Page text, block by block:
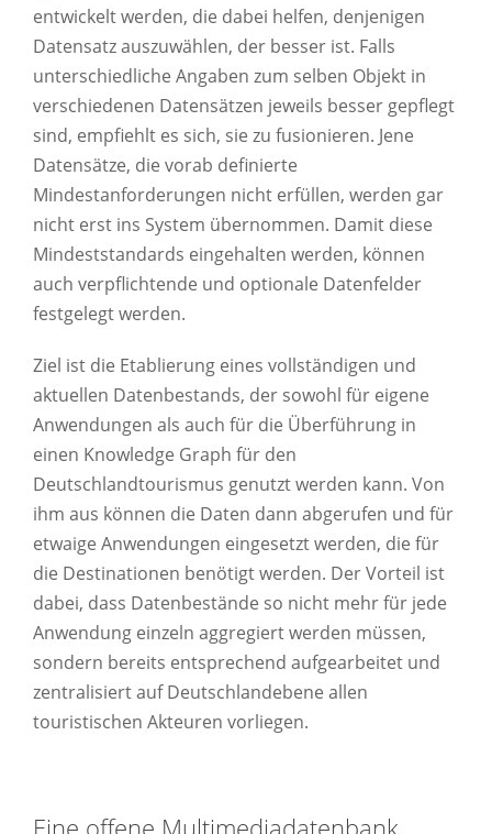
entwickelt werden, die dabei helfen, denjenigen
Datensatz auszuwählen, der besser ist. Falls
unterschiedliche Angaben zum selben Objekt in
verschiedenen Datensätzen jeweils besser gepflegt
sind, empfiehlt es sich, sie zu fusionieren. Jene
Datensätze, die vorab definierte
Mindestanforderungen nicht erfüllen, werden gar
nicht erst ins System übernommen. Damit diese
Mindeststandards eingehalten werden, können
auch verpflichtende und optionale Datenfelder
festgelegt werden.
Ziel ist die Etablierung eines vollständigen und
aktuellen Datenbestands, der sowohl für eigene
Anwendungen als auch für die Überführung in
einen Knowledge Graph für den
Deutschlandtourismus genutzt werden kann. Von
ihm aus können die Daten dann abgerufen und für
etwaige Anwendungen eingesetzt werden, die für
die Destinationen benötigt werden. Der Vorteil ist
dabei, dass Datenbestände so nicht mehr für jede
Anwendung einzeln aggregiert werden müssen,
sondern bereits entsprechend aufgearbeitet und
zentralisiert auf Deutschlandebene allen
touristischen Akteuren vorliegen.